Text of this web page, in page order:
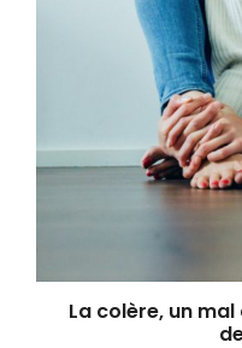
La colère, un